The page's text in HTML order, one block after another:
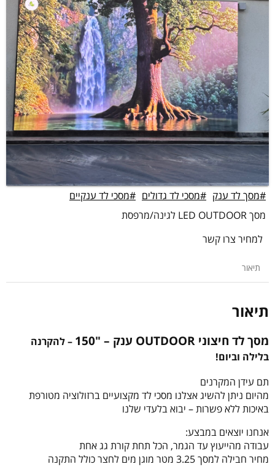
#מסך לד ענק #מסכי לד גדולים #מסכי לד ענקיים
מסך LED OUTDOOR לגינה/מרפסת
למחיר צרו קשר
תיאור
תיאור
מסך לד חיצוני OUTDOOR ענק – "150
– להקרנה
בלילה וביום!
תם עידן המקרנים
מהיום ניתן להשיג אצלנו מסכי לד מקצועיים ברזולוציה מטורפת
באיכות ללא פשרות – יבוא בלעדי שלנו
אנחנו יוצאים במבצע:
עבודה מהייעוץ עד הגמר, הכל תחת קורת גג אחת
מחיר חבילה למסך 3.25 מטר מוגן מים לחצר כולל התקנה